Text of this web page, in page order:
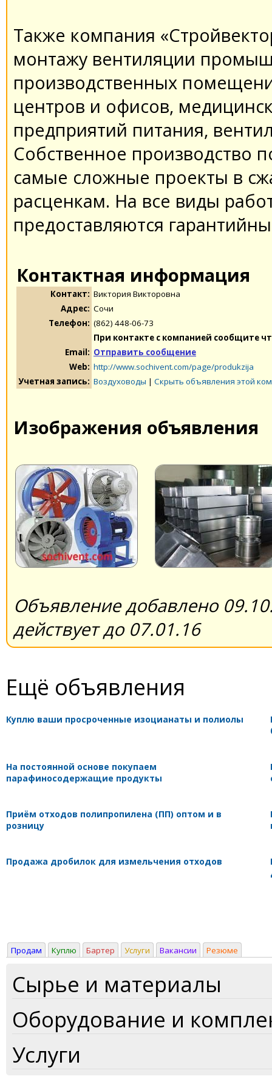
Также компания
монтажу вентиляции
производственных
центров и офисов,
предприятий питания,
Собственное производство
самые сложные проекты в
расценкам. На все виды
предоставляются
Контактная информация
Контакт: Виктория Викторовна
Адрес: Сочи
Телефон: (862) 448-06-73
При контакте с компанией сообщите
Email: Отправить сообщение
Web: http://www.sochivent.com/page/produkzija
Учетная запись: Воздуховоды | Скрыть объявления этой
Изображения объявления
Объявление добавлено
действует до 07.01.16
Ещё объявления
Куплю ваши просроченные изоцианаты и полиолы
На постоянной основе покупаем
парафиносодержащие продукты
Приём отходов полипропилена (ПП) оптом и в
розницу
Продажа дробилок для измельчения отходов
Продам Куплю Бартер Услуги Вакансии Резюме
Сырье и материалы
Оборудование и
Услуги